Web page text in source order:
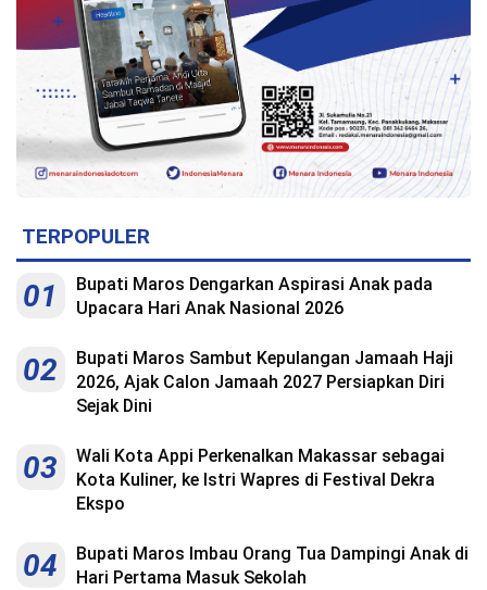
TERPOPULER
01
Bupati Maros Dengarkan Aspirasi Anak pada
Upacara Hari Anak Nasional 2026
02
Bupati Maros Sambut Kepulangan Jamaah Haji
2026, Ajak Calon Jamaah 2027 Persiapkan Diri
Sejak Dini
03
Wali Kota Appi Perkenalkan Makassar sebagai
Kota Kuliner, ke Istri Wapres di Festival Dekra
Ekspo
04
Bupati Maros Imbau Orang Tua Dampingi Anak di
Hari Pertama Masuk Sekolah